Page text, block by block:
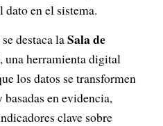
en el sistema.
destaca laSala de
una herramienta digital
los datos se transformen
en evidencia,
clave sobre